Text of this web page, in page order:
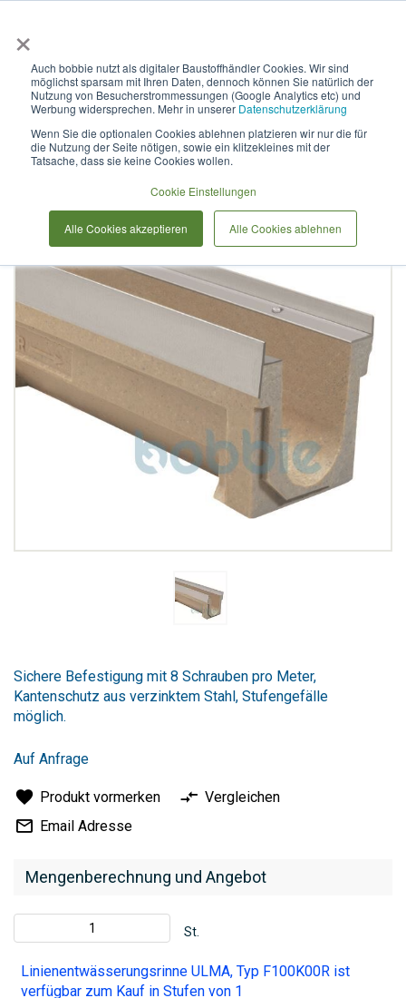
×
Auch bobbie nutzt als digitaler Baustoffhändler Cookies. Wir sind
möglichst sparsam mit Ihren Daten, dennoch können Sie natürlich der
Nutzung von Besucherstrommessungen (Google Analytics etc) und
Werbung widersprechen. Mehr in unserer Datenschutzerklärung
Wenn Sie die optionalen Cookies ablehnen platzieren wir nur die für
die Nutzung der Seite nötigen, sowie ein klitzekleines mit der
Tatsache, dass sie keine Cookies wollen.
Cookie Einstellungen
Alle Cookies akzeptieren Alle Cookies ablehnen
Linienentwässerungsrinne
ULMA, Typ F100K00R
Bildergalerie
springen
der
Bildergalerie
springen
Mengenberechnung und Angebot
St.
Linienentwässerungsrinne ULMA, Typ F100K00R ist
verfügbar zum Kauf in Stufen von 1
Sichere Befestigung mit 8 Schrauben pro Meter,
Kantenschutz aus verzinktem Stahl, Stufengefälle
möglich.
Auf Anfrage
Produkt vormerken
Vergleichen
Email Adresse